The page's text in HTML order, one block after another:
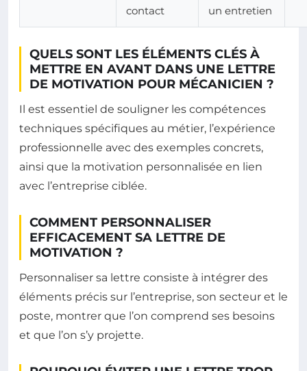
contact
un entretien
QUELS SONT LES ÉLÉMENTS CLÉS À
METTRE EN AVANT DANS UNE LETTRE
DE MOTIVATION POUR MÉCANICIEN ?
Il est essentiel de souligner les compétences
techniques spécifiques au métier, l’expérience
professionnelle avec des exemples concrets,
ainsi que la motivation personnalisée en lien
avec l’entreprise ciblée.
COMMENT PERSONNALISER
EFFICACEMENT SA LETTRE DE
MOTIVATION ?
Personnaliser sa lettre consiste à intégrer des
éléments précis sur l’entreprise, son secteur et le
poste, montrer que l’on comprend ses besoins
et que l’on s’y projette.